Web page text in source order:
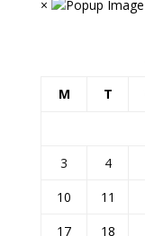
×
M T
3
4
10
11
17
18